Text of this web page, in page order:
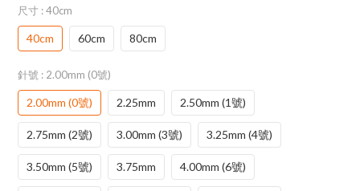
尺寸 : 40cm
40cm 60cm 80cm
針號 : 2.00mm (0號)
2.00mm (0號) 2.25mm 2.50mm (1號)
2.75mm (2號) 3.00mm (3號) 3.25mm (4號)
3.50mm (5號) 3.75mm 4.00mm (6號)